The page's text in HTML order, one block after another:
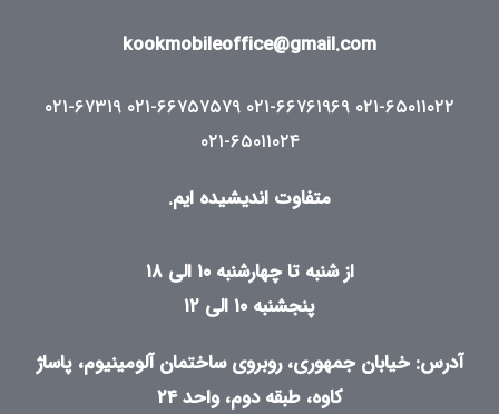
kookmobileoffice@gmail.com
۰۲۱-۶۷۳۱۹ ۰۲۱-۶۶۷۵۷۵۷۹ ۰۲۱-۶۶۷۶۱۹۶۹ ۰۲۱-۶۵۰۱۱۰۲۲
۰۲۱-۶۵۰۱۱۰۲۴
متفاوت اندیشیده ایم.
از شنبه تا چهارشنبه ۱۰ الی ۱۸
پنجشنبه ۱۰ الی ۱۲
آدرس: خیابان جمهوری، روبروی ساختمان آلومینیوم، پاساژ
کاوه، طبقه دوم، واحد ۲۴